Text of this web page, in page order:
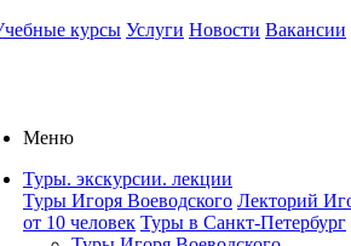
курсы Услуги Новости Вакансии
Меню
Туры. экскурсии. лекции
Туры Игоря Воеводского Лекторий
от 10 человек Туры в Санкт-Петербург